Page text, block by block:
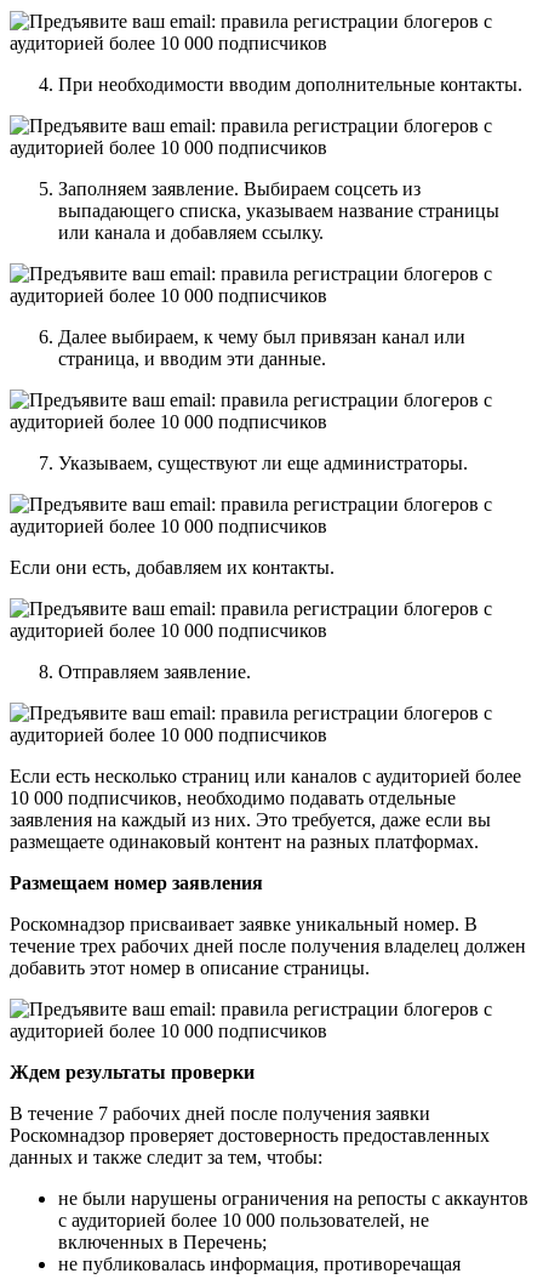
При необходимости вводим дополнительные контакты.
Заполняем заявление. Выбираем соцсеть из
выпадающего списка, указываем название страницы
или канала и добавляем ссылку.
Далее выбираем, к чему был привязан канал или
страница, и вводим эти данные.
Указываем, существуют ли еще администраторы.
Если они есть, добавляем их контакты.
Отправляем заявление.
Если есть несколько страниц или каналов с аудиторией более
10 000 подписчиков, необходимо подавать отдельные
заявления на каждый из них. Это требуется, даже если вы
размещаете одинаковый контент на разных платформах.
Размещаем номер заявления
Роскомнадзор присваивает заявке уникальный номер. В
течение трех рабочих дней после получения владелец должен
добавить этот номер в описание страницы.
Ждем результаты проверки
В течение 7 рабочих дней после получения заявки
Роскомнадзор проверяет достоверность предоставленных
данных и также следит за тем, чтобы:
не были нарушены ограничения на репосты с аккаунтов
с аудиторией более 10 000 пользователей, не
включенных в Перечень;
не публиковалась информация, противоречащая